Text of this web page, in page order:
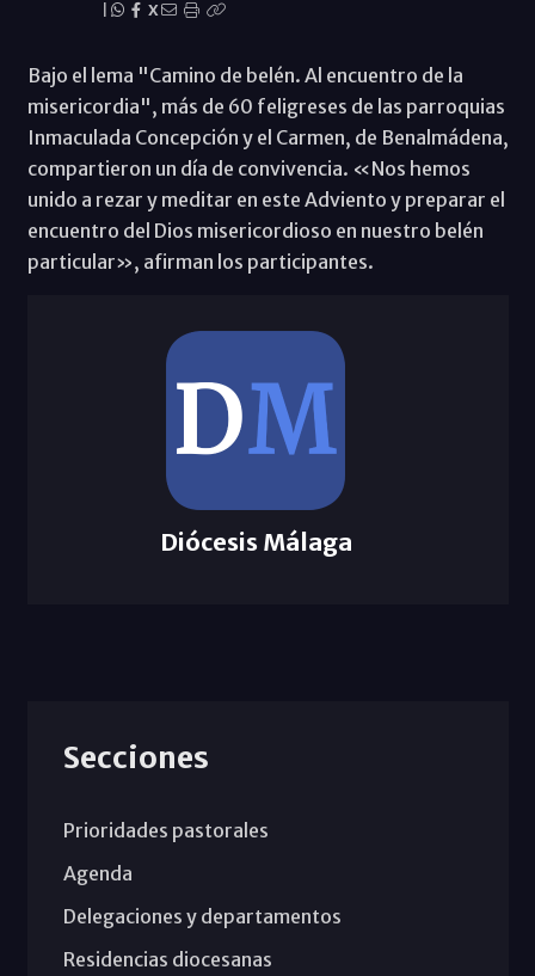
X
Bajo el lema "Camino de belén. Al encuentro de la
misericordia", más de 60 feligreses de las parroquias
Inmaculada Concepción y el Carmen, de Benalmádena,
compartieron un día de convivencia. «Nos hemos
unido a rezar y meditar en este Adviento y preparar el
encuentro del Dios misericordioso en nuestro belén
particular», afirman los participantes.
Diócesis Málaga
Secciones
Prioridades pastorales
Agenda
Delegaciones y departamentos
Residencias diocesanas